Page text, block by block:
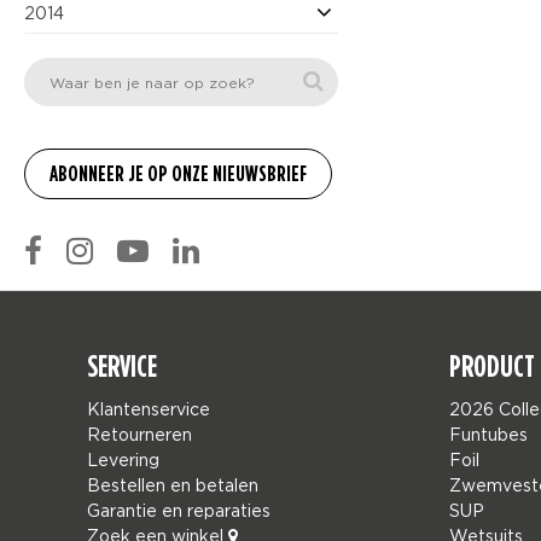
2014
SERVICE
Klantenservice
Retourneren
Levering
Bestellen en betalen
Garantie en reparaties
Zoek een winkel
2026
Funtubes
Foil
SUP
Wetsuits